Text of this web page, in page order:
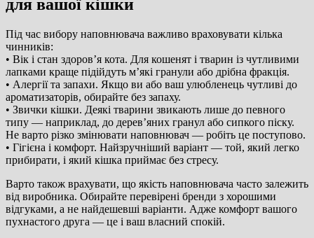
для вашої кішки
Під час вибору наповнювача важливо враховувати кілька
чинників:
• Вік і стан здоров’я кота. Для кошенят і тварин із чутливими
лапками краще підійдуть м’які гранули або дрібна фракція.
• Алергії та запахи. Якщо ви або ваш улюбленець чутливі до
ароматизаторів, обирайте без запаху.
• Звички кішки. Деякі тварини звикають лише до певного
типу — наприклад, до дерев’яних гранул або сипкого піску.
Не варто різко змінювати наповнювач — робіть це поступово.
• Гігієна і комфорт. Найзручніший варіант — той, який легко
прибирати, і який кішка приймає без стресу.
Варто також врахувати, що якість наповнювача часто залежить
від виробника. Обирайте перевірені бренди з хорошими
відгуками, а не найдешевші варіанти. Адже комфорт вашого
пухнастого друга — це і ваш власний спокій.